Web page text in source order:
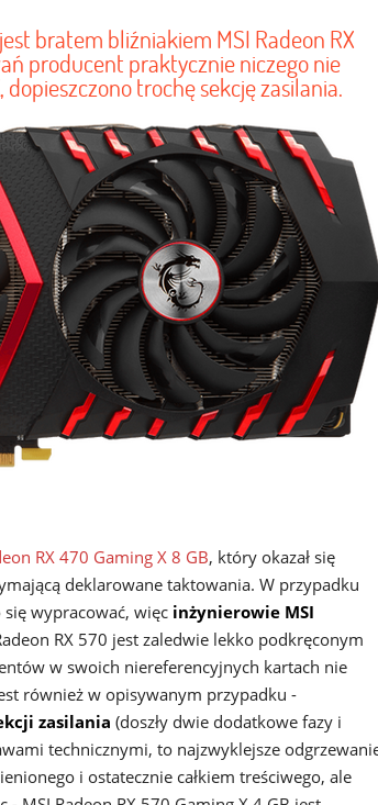
bratem bliźniakiem MSI Radeon RX
producent praktycznie niczego nie
trochę sekcję zasilania.
RX 470 Gaming X 8 GB, który okazał się
deklarowane taktowania. W przypadku
się wypracować, więc inżynierowie MSI
RX 570 jest zaledwie lekko podkręconym
w swoich niereferencyjnych kartach nie
również w opisywanym przypadku -
zasilania (doszły dwie dodatkowe fazy i
technicznymi, to najzwyklejsze
i ostatecznie całkiem treściwego, ale